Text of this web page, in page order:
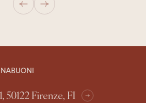
50122 Firenze, FI